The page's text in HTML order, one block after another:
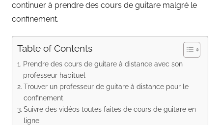
continuer à prendre des cours de guitare malgré le
confinement.
Table of Contents
Prendre des cours de guitare à distance avec son
professeur habituel
Trouver un professeur de guitare à distance pour le
confinement
Suivre des vidéos toutes faites de cours de guitare en
ligne